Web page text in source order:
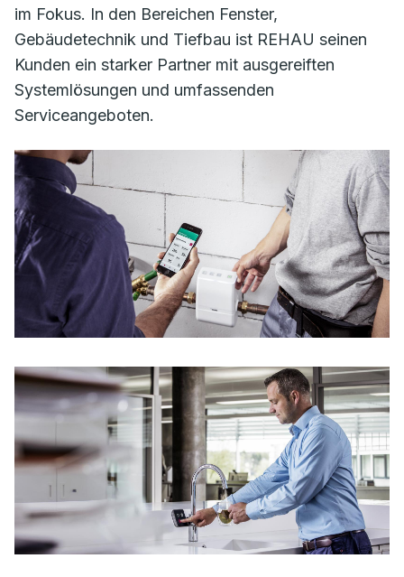
im Fokus. In den Bereichen Fenster,
Gebäudetechnik und Tiefbau ist REHAU seinen
Kunden ein starker Partner mit ausgereiften
Systemlösungen und umfassenden
Serviceangeboten.